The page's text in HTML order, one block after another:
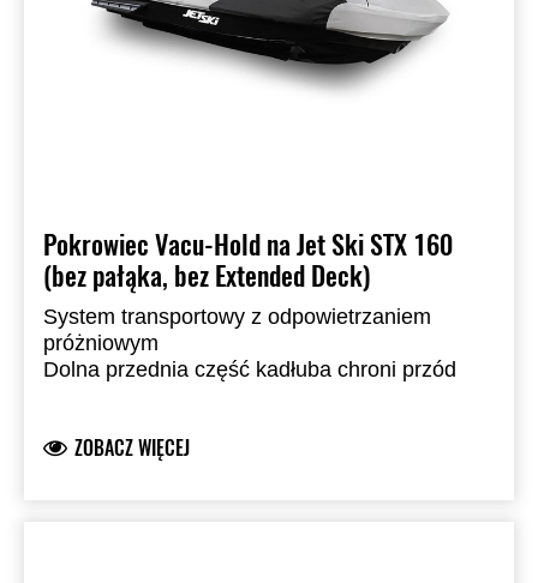
Pokrowiec Vacu-Hold na Jet Ski STX 160
(bez pałąka, bez Extended Deck)
System transportowy z odpowietrzaniem
próżniowym
Dolna przednia część kadłuba chroni przód
LastZOBACZ WIĘCEJ